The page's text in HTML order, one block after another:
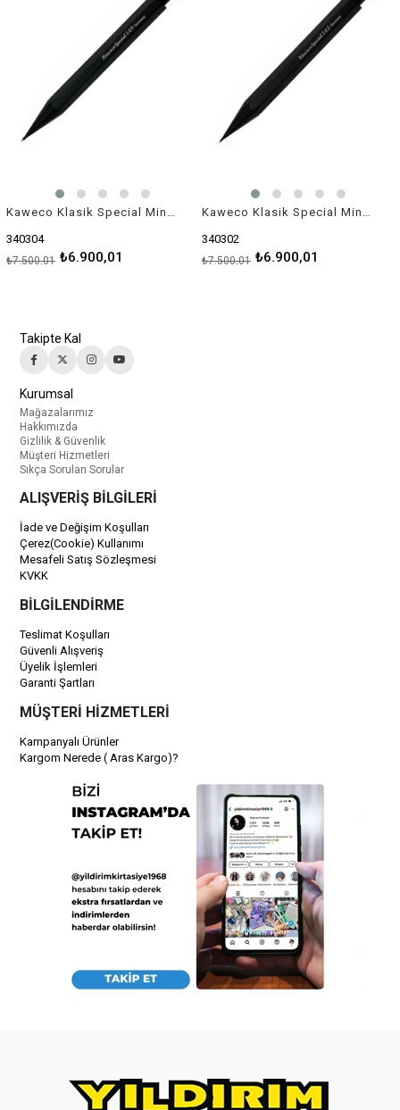
Kaweco Klasik Special Mini Versatil Kalem 0.9 mm Siyah 10000535
340304
₺6.900,01
₺7.500,01
Kaweco Klasik Special Mini Versatil Kalem 0.5 mm Siyah
340302
₺6.900,01
₺7.500,01
Takipte Kal
Kurumsal
Mağazalarımız
Hakkımızda
Gizlilik & Güvenlik
Müşteri Hizmetleri
Sıkça Sorulan Sorular
ALIŞVERİŞ BİLGİLERİ
İade ve Değişim Koşulları
Çerez(Cookie) Kullanımı
Mesafeli Satış Sözleşmesi
KVKK
BİLGİLENDİRME
Teslimat Koşulları
Güvenli Alışveriş
Üyelik İşlemleri
Garanti Şartları
MÜŞTERİ HİZMETLERİ
Kampanyalı Ürünler
Kargom Nerede ( Aras Kargo)?